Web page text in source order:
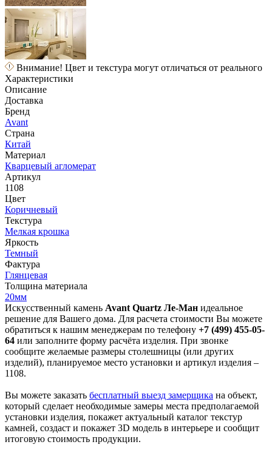
Внимание! Цвет и текстура могут отличаться от реального
Характеристики
Описание
Доставка
Бренд
Avant
Страна
Китай
Материал
Кварцевый агломерат
Артикул
1108
Цвет
Коричневый
Текстура
Мелкая крошка
Яркость
Темный
Фактура
Глянцевая
Толщина материала
20мм
Искусственный камень Avant Quartz Ле-Ман идеальное
решение для Вашего дома. Для расчета стоимости Вы можете
обратиться к нашим менеджерам по телефону +7 (499) 455-05-
64 или заполните форму расчёта изделия. При звонке
сообщите желаемые размеры столешницы (или других
изделий), планируемое место установки и артикул изделия –
1108.
Вы можете заказать бесплатный выезд замерщика на объект,
который сделает необходимые замеры места предполагаемой
установки изделия, покажет актуальный каталог текстур
камней, создаст и покажет 3D модель в интерьере и сообщит
итоговую стоимость продукции.